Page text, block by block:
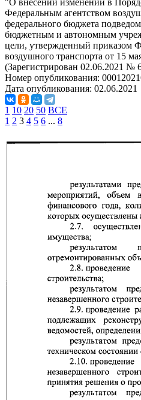
"О внесении изменений в
Федеральным агентством
федерального бюджета
бюджетным и автономным
цели, утвержденный приказом
воздушного транспорта от 15
(Зарегистрирован 02.06.2021 №
Номер опубликования:
Дата опубликования: 02.06.2021
1 10 20 50 ВСЕ
1 2 3 4 5 6 ... 8